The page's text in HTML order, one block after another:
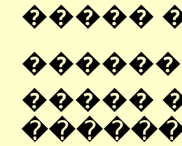
�ִ�.
�����
�ֱ��